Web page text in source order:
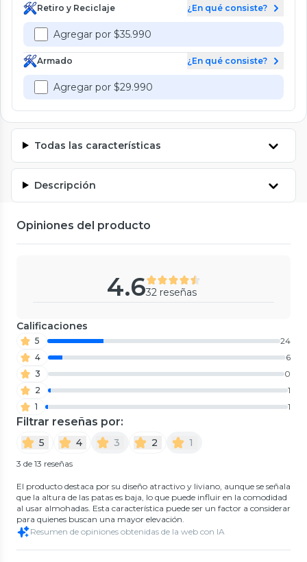
Retiro y Reciclaje
¿En qué consiste?
Agregar por $35.990
Armado ¿En qué consiste?
Agregar por $29.990
Todas las características
Descripción
Opiniones del producto
4.632 reseñas
Calificaciones
5
24
4
6
3
0
2
1
1
1
Filtrar reseñas por:
5 4 3 2 1
3 de 13 reseñas
El producto destaca por su diseño atractivo y liviano, aunque se señala
que la altura de las patas es baja, lo que puede influir en la comodidad
al usar almohadas. Esta característica puede ser un factor a considerar
para quienes buscan una mayor elevación.
Resumen de opiniones obtenidas de la web con IA